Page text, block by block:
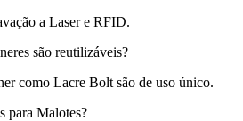
a Laser e RFID.
são reutilizáveis?
como Lacre Bolt são de uso único.
para Malotes?